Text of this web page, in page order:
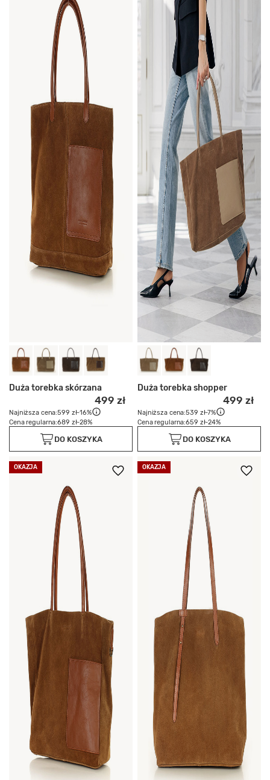
Duża torebka skórzana
499 zł
Najniższa cena:599 zł-16%
Cena regularna:689 zł-28%
DO KOSZYKA
Duża torebka shopper
499 zł
Najniższa cena:539 zł-7%
Cena regularna:659 zł-24%
DO KOSZYKA
OKAZJA OKAZJA